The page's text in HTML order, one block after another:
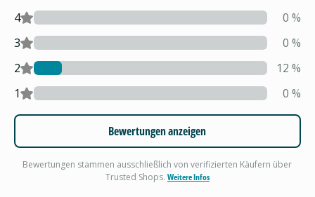
4 0 %
3
0 %
2
12 %
1
0 %
Bewertungen anzeigen
Bewertungen stammen ausschließlich von verifizierten Käufern über
Trusted Shops. Weitere Infos